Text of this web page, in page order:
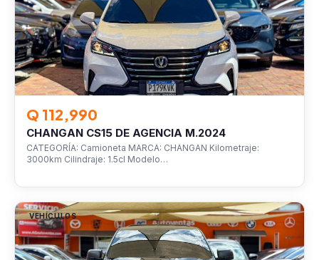
Q 112,990
CHANGAN CS15 DE AGENCIA M.2024
CATEGORÍA: Camioneta MARCA: CHANGAN Kilometraje:
3000km Cilindraje: 1.5cl Modelo…
VEHÍCULOS